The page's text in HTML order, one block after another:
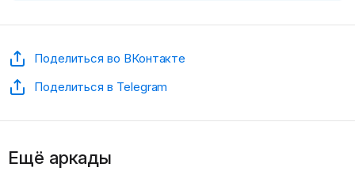
Поделиться во ВКонтакте
Поделиться в Telegram
Ещё аркады